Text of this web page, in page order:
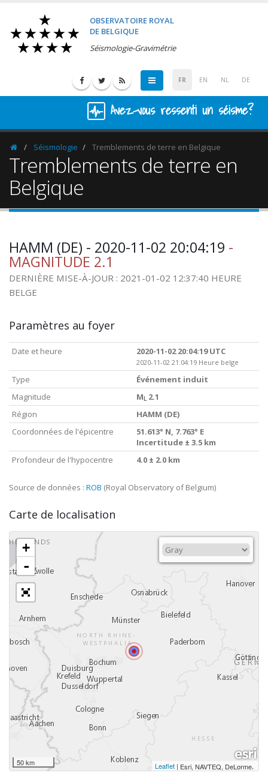
OBSERVATOIRE ROYAL
DE BELGIQUE
Séismologie-Gravimétrie
FR EN NL DE
Avez-vous ressenti un séisme?
HomepageSéismologie Tremblements de terre en Belgique
Tremblements de terre en
Belgique
HAMM (DE) - 2020-11-02 20:04:19 -
MAGNITUDE 2.1
DERNIÈRE MISE-À-JOUR : 2021-01-02 12:37:40 HEURE
BELGE
Paramètres au foyer
Date et heure 2020-11-02 20:04:19 UTC
2020-11-02 21:04:19 Heure belge
Type
Événement induit
Magnitude
M L 2.1
Région
HAMM (DE)
Coordonnées de l'épicentre
51.613° N, 7.763° E
Incertitude ± 3.5 km
Profondeur de l'hypocentre
4.0 ± 2.0 km
Source de données : ROB (Royal Observatory of Belgium)
Carte de localisation
+
-
50 km Leaflet | Esri, NAVTEQ, DeLorme,